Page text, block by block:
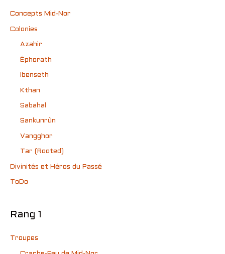
Concepts Mid-Nor
Colonies
Azahir
Éphorath
Ibenseth
Kthan
Sabahal
Sankunrûn
Vangghor
Tar (Rooted)
Divinités et Héros du Passé
ToDo
Rang 1
Troupes